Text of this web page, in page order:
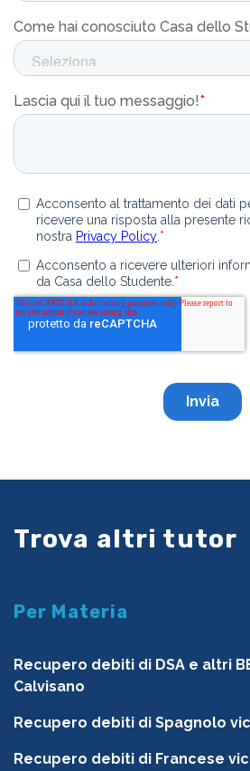
Trova altri tutor
Per Materia
Recupero debiti di DSA e altri
Calvisano
Recupero debiti di Spagnolo
Recupero debiti di Francese